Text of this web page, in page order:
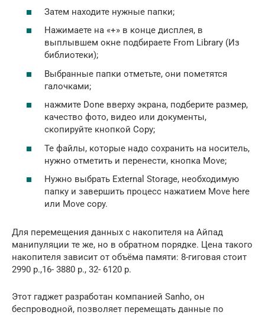
Затем находите нужные папки;
Нажимаете на «+» в конце дисплея, в
выплывшем окне подбираете From Library (Из
библиотеки);
Выбранные папки отметьте, они пометятся
галочками;
нажмите Done вверху экрана, подберите размер,
качество фото, видео или документы,
скопируйте кнопкой Copy;
Те файлы, которые надо сохранить на носитель,
нужно отметить и перенести, кнопка Move;
Нужно выбрать External Storage, необходимую
папку и завершить процесс нажатием Move here
или Move copy.
Для перемещения данных с накопителя на Айпад
манипуляции те же, но в обратном порядке. Цена такого
накопителя зависит от объёма памяти: 8-гиговая стоит
2990 р.,16- 3880 р., 32- 6120 р.
Этот гаджет разработан компанией Sanho, он
беспроводной, позволяет перемещать данные по